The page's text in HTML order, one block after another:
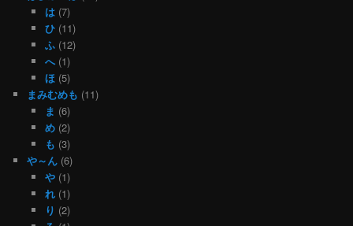
は(7)
ひ(11)
ふ(12)
へ(1)
ほ (5)
まみむめも (11)
ま (6)
め(2)
も (3)
や～ん (6)
や(1)
れ(1)
り (2)